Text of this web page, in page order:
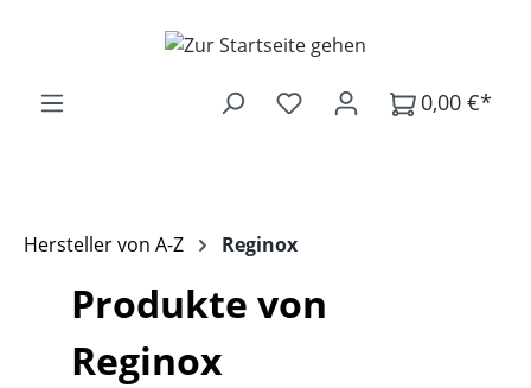
Zum Hauptinhalt springen
0,00 €*
Hersteller von A-Z Reginox
Produkte von
Reginox